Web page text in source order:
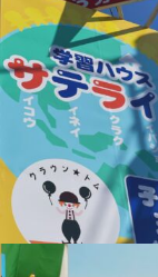
12月 1